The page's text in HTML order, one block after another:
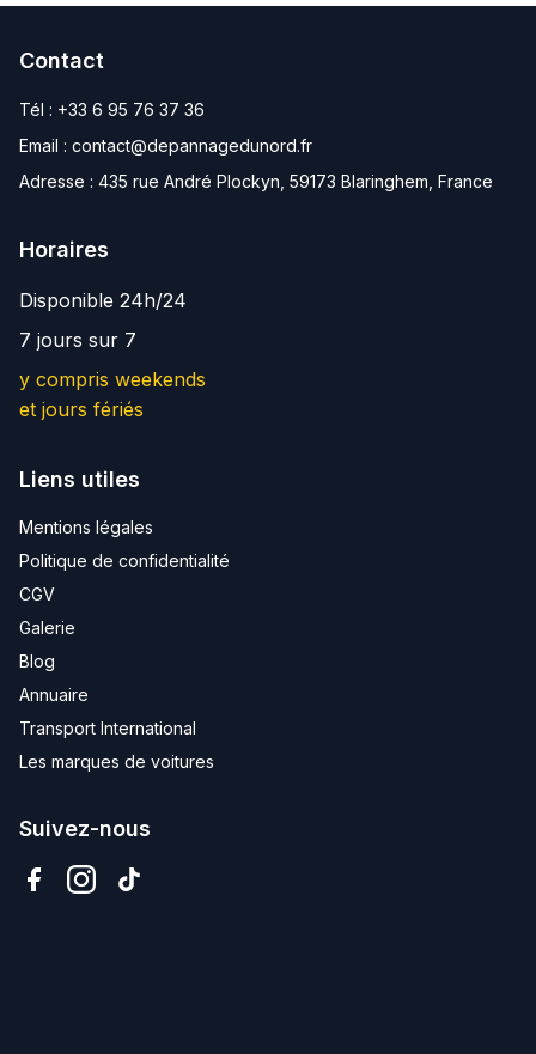
Contact
Tél : +33 6 95 76 37 36
Email : contact@depannagedunord.fr
Adresse : 435 rue André Plockyn, 59173 Blaringhem, France
Horaires
Disponible 24h/24
7 jours sur 7
y compris weekends
et jours fériés
Liens utiles
Mentions légales
Politique de confidentialité
CGV
Galerie
Blog
Annuaire
Transport International
Les marques de voitures
Suivez-nous